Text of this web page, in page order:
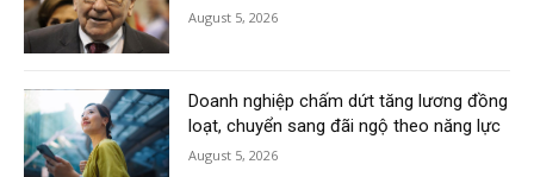
August 5, 2026
Doanh nghiệp chấm dứt tăng lương đồng
loạt, chuyển sang đãi ngộ theo năng lực
August 5, 2026